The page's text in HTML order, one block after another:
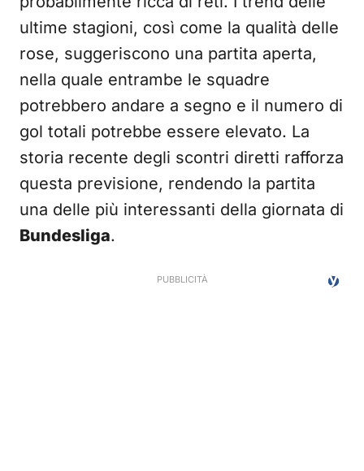
ultime stagioni, così come la qualità delle
rose, suggeriscono una partita aperta,
nella quale entrambe le squadre
potrebbero andare a segno e il numero di
gol totali potrebbe essere elevato. La
storia recente degli scontri diretti rafforza
questa previsione, rendendo la partita
una delle più interessanti della giornata di
Bundesliga.